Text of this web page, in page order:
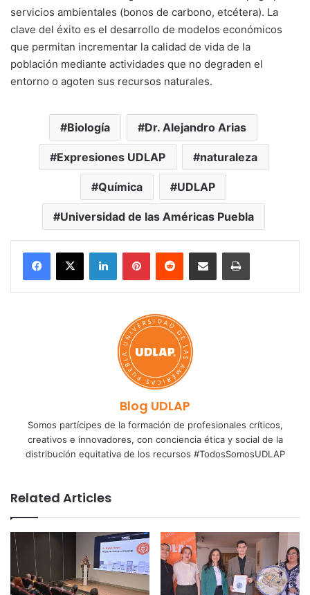
servicios ambientales (bonos de carbono, etcétera). La
clave del éxito es el desarrollo de modelos económicos
que permitan incrementar la calidad de vida de la
población mediante actividades que no degraden el
entorno o agoten sus recursos naturales.
Biología Dr. Alejandro Arias
Expresiones UDLAP naturaleza
Química UDLAP
Universidad de las Américas Puebla
LinkedInPinterestReddit Share via Email Print
Blog UDLAP
Somos partícipes de la formación de profesionales críticos,
creativos e innovadores, con conciencia ética y social de la
distribución equitativa de los recursos #TodosSomosUDLAP
Related Articles